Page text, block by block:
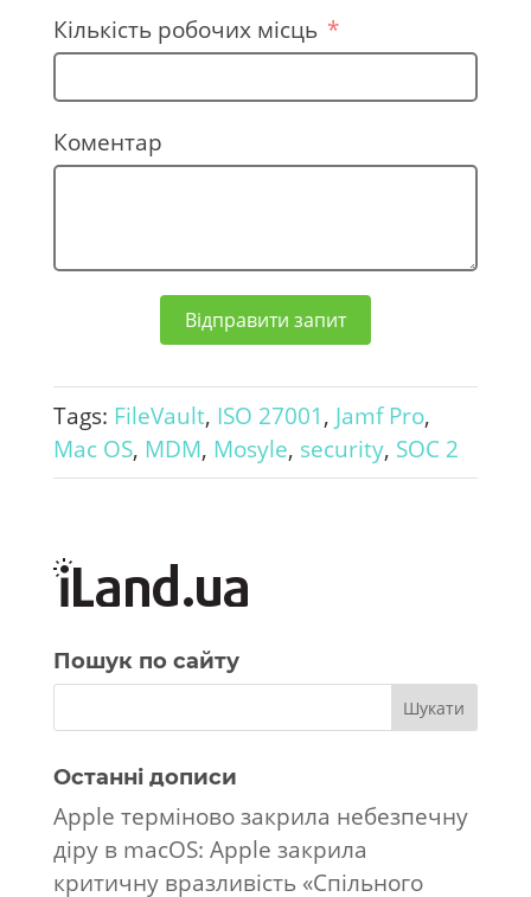
n
e
+
8
Кількість робочих місць
Коментар
Відправити запит
Tags: FileVault, ISO 27001, Jamf Pro,
Mac OS, MDM, Mosyle, security, SOC 2
Пошук по сайту
Останні дописи
Apple терміново закрила небезпечну
діру в macOS: Apple закрила
критичну вразливість «Спільного